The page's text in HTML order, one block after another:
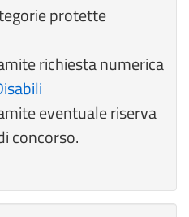
protette
richiesta numerica
eventuale riserva
concorso.